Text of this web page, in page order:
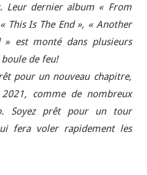
Leur dernier album « From
This Is The End », « Another
est monté dans plusieurs
de feu!
pour un nouveau chapitre,
comme de nombreux
Soyez prêt pour un tour
fera voler rapidement les